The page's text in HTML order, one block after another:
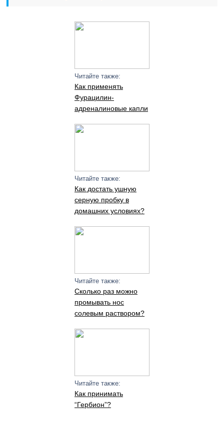
Читайте также:
Как применять
Фурацилин-
адреналиновые капли
Читайте также:
Как достать ушную
серную пробку в
домашних условиях?
Читайте также:
Сколько раз можно
промывать нос
солевым раствором?
Читайте также:
Как принимать
“Гербион”?